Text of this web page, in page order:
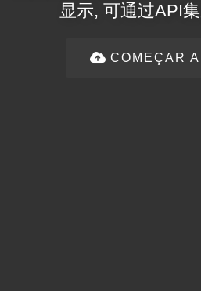
显示, 可通过API
COMEÇAR